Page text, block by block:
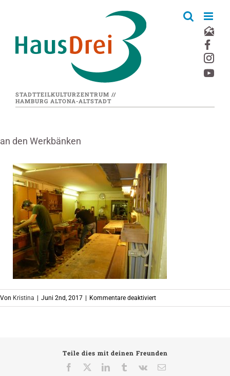
STADTTEILKULTURZENTRUM //
HAMBURG ALTONA-ALTSTADT
an den Werkbänken
Von Kristina Juni 2nd, 2017 Kommentare deaktiviertfür
an
Teile dies mit deinen Freunden
Facebook
LinkedInTumblrVk
E-